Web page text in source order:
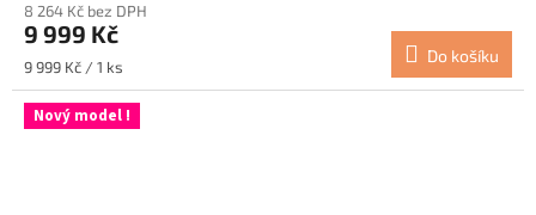
8 264 Kč bez DPH
9 999 Kč
Měrná
cena:
9 999 Kč / 1 ks
Do košíku
Nový model !